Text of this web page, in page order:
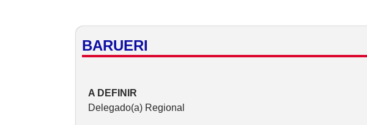
BARUERI
A DEFINIR
Delegado(a) Regional